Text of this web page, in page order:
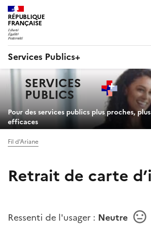
RÉPUBLIQUE
FRANÇAISE
Services Publics+
principaleSERVICES
PUBLICS+
Pour des services publics plus proches,
efficaces
Fil d'Ariane
Retrait de carte
Ressenti de l'usager : Neutre